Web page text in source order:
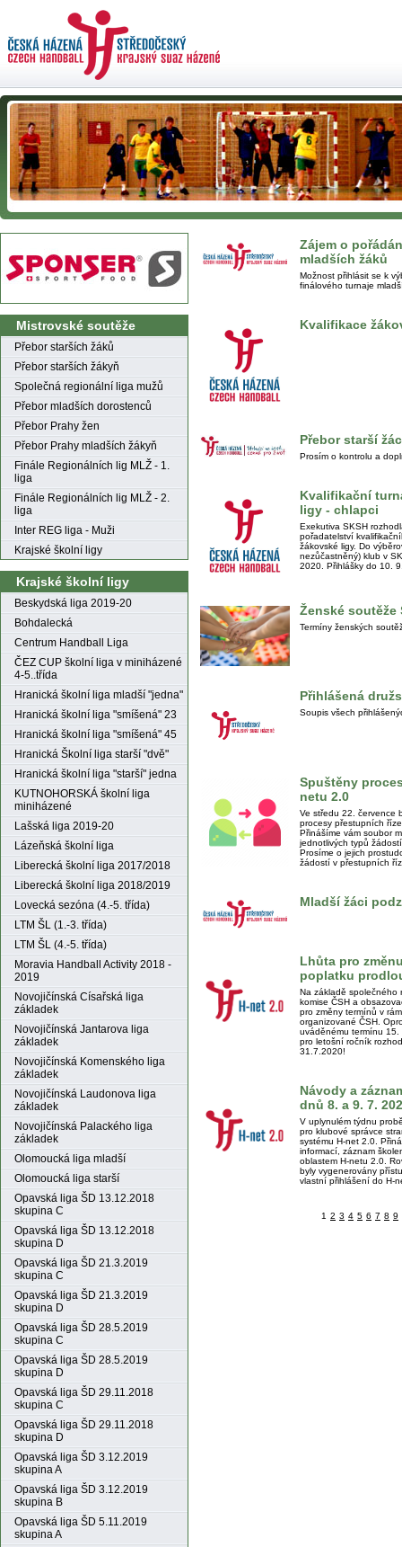
Mistrovské soutěže
Přebor starších žáků
Přebor starších žákyň
Společná regionální liga mužů
Přebor mladších dorostenců
Přebor Prahy žen
Přebor Prahy mladších žákyň
Finále Regionálních lig MLŽ - 1.
liga
Finále Regionálních lig MLŽ - 2.
liga
Inter REG liga - Muži
Krajské školní ligy
Krajské školní ligy
Beskydská liga 2019-20
Bohdalecká
Centrum Handball Liga
ČEZ CUP školní liga v miniházené
4-5..třída
Hranická školní liga mladší "jedna"
Hranická školní liga "smíšená" 23
Hranická školní liga "smíšená" 45
Hranická Školní liga starší "dvě"
Hranická školní liga "starší" jedna
KUTNOHORSKÁ školní liga
miniházené
Lašská liga 2019-20
Lázeňská školní liga
Liberecká školní liga 2017/2018
Liberecká školní liga 2018/2019
Lovecká sezóna (4.-5. třída)
LTM ŠL (1.-3. třída)
LTM ŠL (4.-5. třída)
Moravia Handball Activity 2018 -
2019
Novojičínská Císařská liga
základek
Novojičínská Jantarova liga
základek
Novojičínská Komenského liga
základek
Novojičínská Laudonova liga
základek
Novojičínská Palackého liga
základek
Olomoucká liga mladší
Olomoucká liga starší
Opavská liga ŠD 13.12.2018
skupina C
Opavská liga ŠD 13.12.2018
skupina D
Opavská liga ŠD 21.3.2019
skupina C
Opavská liga ŠD 21.3.2019
skupina D
Opavská liga ŠD 28.5.2019
skupina C
Opavská liga ŠD 28.5.2019
skupina D
Opavská liga ŠD 29.11.2018
skupina C
Opavská liga ŠD 29.11.2018
skupina D
Opavská liga ŠD 3.12.2019
skupina A
Opavská liga ŠD 3.12.2019
skupina B
Opavská liga ŠD 5.11.2019
skupina A
Zájem o
mladších žáků
Možnost přihlásit se k
finálového turnaje
Kvalifikace
Přebor starší
Prosím o kontrolu a
Kvalifikační
ligy - chlapci
Exekutiva SKSH
pořadatelství
žákovské ligy. Do
nezůčastněný) klub v
2020. Přihlášky do 10.
Ženské soutěže
Termíny ženských
Přihlášená
Soupis všech
Spuštěny
netu 2.0
Ve středu 22. července
procesy přestupních
Přinášíme vám soubor
jednotlivých typů
Prosíme o jejich
žádostí v přestupních
Mladší žáci
Lhůta pro
poplatku
Na základě společného
komise ČSH a
pro změny termínů v
organizované ČSH.
uváděnému termínu
pro letošní ročník
31.7.2020!
Návody a
dnů 8. a 9. 7.
V uplynulém týdnu
pro klubové správce
systému H-net 2.0.
informací, záznam
oblastem H-netu 2.0.
byly vygenerovány
vlastní přihlášení do H-
1 2 3 4 5 6 7 8 9